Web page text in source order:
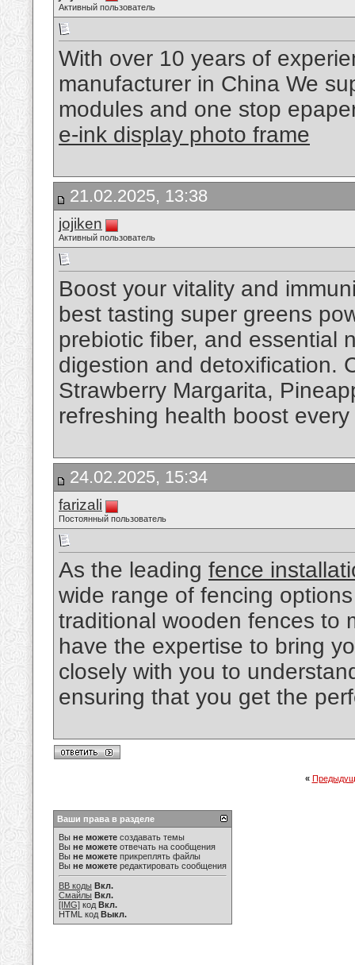
Активный пользователь
With over 10 years of
manufacturer in China We
modules and one stop
e-ink display photo frame
21.02.2025, 13:38
jojiken
Активный пользователь
Boost your vitality and
best tasting super greens
prebiotic fiber, and essential
digestion and detoxification.
Strawberry Margarita,
refreshing health boost every
24.02.2025, 15:34
farizali
Постоянный пользователь
As the leading fence
wide range of fencing
traditional wooden fences to
have the expertise to bring
closely with you to
ensuring that you get the
«
Ваши права в разделе
Вы не можете создавать темы
Вы не можете отвечать на сообщения
Вы не можете прикреплять файлы
Вы не можете редактировать сообщения
BB коды Вкл.
Смайлы Вкл.
[IMG] код Вкл.
HTML код Выкл.